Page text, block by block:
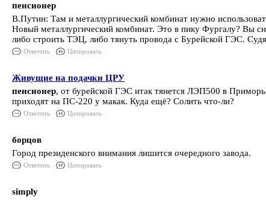
пенсионер
В.Путин: Там и металлургический комбинат нужно
Новый металлургический комбинат. Это в пику Фургалу? Вы
либо строить ТЭЦ, либо тянуть провода с Бурейской ГЭС.
Ответить Цитировать
Живущие на подачки ЦРУ
пенсионер, от бурейской ГЭС итак тянется ЛЭП500 в
приходят на ПС-220 у макак. Куда ещё? Солить что-ли?
Ответить Цитировать
борцов
Город президенского внимания лишится очередного завода.
Ответить Цитировать
simply